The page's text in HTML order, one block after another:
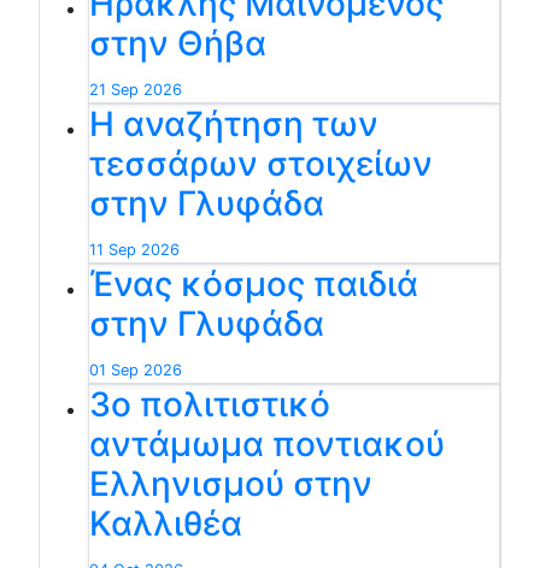
στην Θήβα
21 Sep 2026
Η αναζήτηση των
τεσσάρων στοιχείων
στην Γλυφάδα
11 Sep 2026
Ένας κόσμος παιδιά
στην Γλυφάδα
01 Sep 2026
3ο πολιτιστικό
αντάμωμα ποντιακού
Ελληνισμού στην
Καλλιθέα